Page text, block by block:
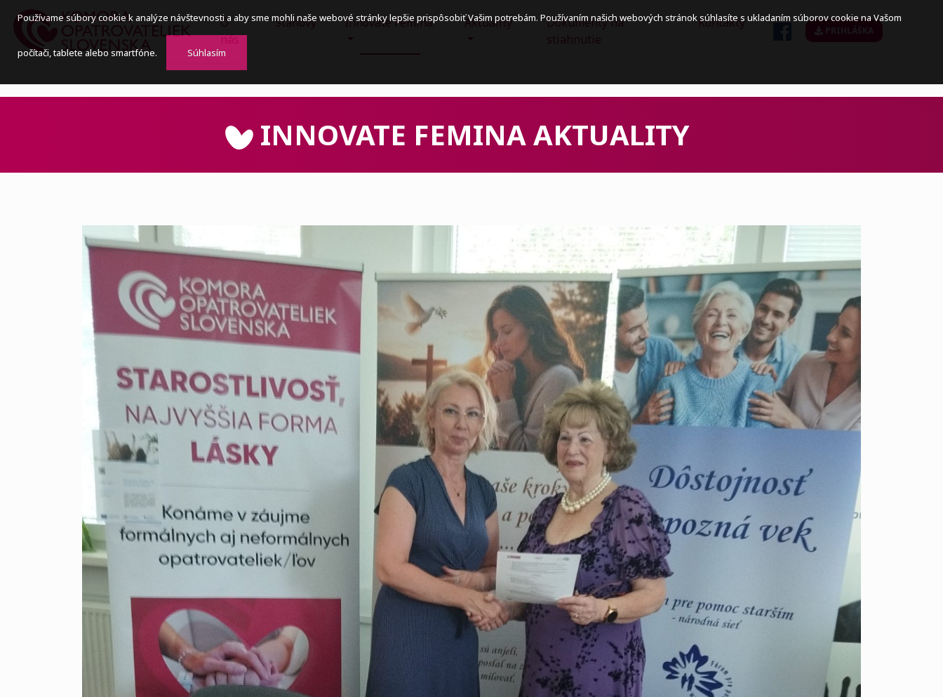
Používame súbory cookie k analýze návštevnosti a aby sme mohli naše webové stránky lepšie prispôsobiť Vašim potrebám. Používaním našich webových stránok súhlasíte s ukladaním súborov cookie na Vašom
počítači, tablete alebo smartfóne. Súhlasím
O
nás
Stanovy Innovate Femina Aktuality
Dokumenty na
stiahnutie
Kontakty
PRIHLÁŠKA
INNOVATE FEMINA AKTUALITY